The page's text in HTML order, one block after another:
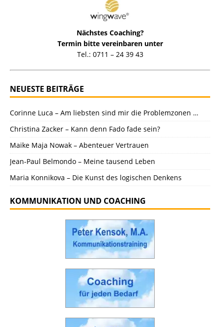
Nächstes Coaching?
Termin bitte vereinbaren unter
Tel.: 0711 – 24 39 43
NEUESTE BEITRÄGE
Corinne Luca – Am liebsten sind mir die Problemzonen …
Christina Zacker – Kann denn Fado fade sein?
Maike Maja Nowak – Abenteuer Vertrauen
Jean-Paul Belmondo – Meine tausend Leben
Maria Konnikova – Die Kunst des logischen Denkens
KOMMUNIKATION UND COACHING